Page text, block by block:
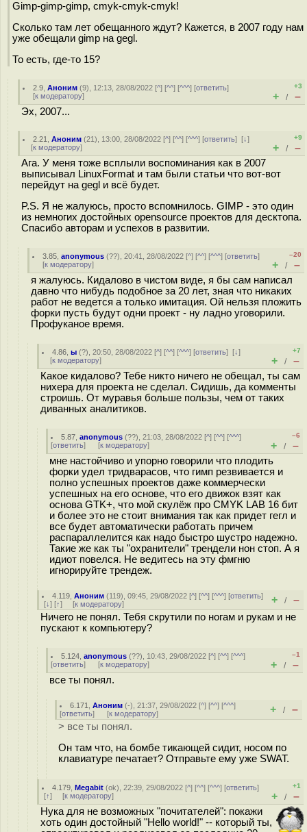
Gimp-gimp-gimp, cmyk-cmyk-cmyk!
Сколько там лет обещанного ждут? Кажется, в 2007 году нам
уже обещали gimp на gegl.
То есть, где-то 15?
2.9 ,Аноним (9), 12:13, 28/08/2022 [^] [^^] [^^^] [ответить]
[к модератору]
+3
+ / –
Эх, 2007...
2.21 ,Аноним (21), 13:00, 28/08/2022 [^] [^^] [^^^] [ответить][↓]
[к модератору]
+9
+ / –
Ага. У меня тоже всплыли воспоминания как в 2007
выписывал LinuxFormat и там были статьи что вот-вот
перейдут на gegl и всё будет.
P.S. Я не жалуюсь, просто вспомнилось. GIMP - это один
из немногих достойных opensource проектов для десктопа.
Спасибо авторам и успехов в развитии.
3.85 ,anonymous (??), 20:41, 28/08/2022 [^] [^^] [^^^] [ответить]
[к модератору]
–20
+ / –
я жалуюсь. Кидалово в чистом виде, я бы сам написал
давно что нибудь подобное за 20 лет, зная что никаких
работ не ведется а только имитация. Ой нельзя пложить
форки пусть будут одни проект - ну ладно уговорили.
Профуканое время.
4.86 ,ы (?), 20:50, 28/08/2022 [^] [^^] [^^^] [ответить][↓]
[к модератору]
+7
+ / –
Какое кидалово? Тебе никто ничего не обещал, ты сам
нихера для проекта не сделал. Сидишь, да комменты
строишь. От муравья больше пользы, чем от таких
диванных аналитиков.
5.87 ,anonymous (??), 21:03, 28/08/2022 [^] [^^] [^^^]
[ответить] [к модератору]
–6
+ / –
мне настойчиво и упорно говорили что плодить
форки удел тридварасов, что гимп резвивается и
полно успешных проектов даже коммерчески
успешных на его основе, что его движок взят как
основа GTK+, что мой скулёж про CMYK LAB 16 бит
и более это не стоит внимания так как придет гегл и
все будет автоматически работать причем
распараллелится как надо быстро шустро надежно.
Такие же как ты "охранители" трендели нон стоп. А я
идиот повелся. Не ведитесь на эту фмгню
игнорируйте трендеж.
4.119 ,Аноним (119), 09:45, 29/08/2022 [^] [^^] [^^^] [ответить]
[↓] [↑] [к модератору] + / –
Ничего не понял. Тебя скрутили по ногам и рукам и не
пускают к компьютеру?
5.124 ,anonymous (??), 10:43, 29/08/2022 [^] [^^] [^^^]
[ответить] [к модератору]
–1
+ / –
все ты понял.
6.171 ,Аноним (-), 21:37, 29/08/2022 [^] [^^] [^^^]
[ответить] [к модератору] + / –
> все ты понял.
Он там что, на бомбе тикающей сидит, носом по
клавиатуре печатает? Отправьте ему уже SWAT.
4.179 ,Megabit (ok), 22:39, 29/08/2022 [^] [^^] [^^^] [ответить]
[↑] [к модератору]
+1
+ / –
Нука для не возможных "почитателей": покажи
хоть один достойный "Hello world!" -- который ты,